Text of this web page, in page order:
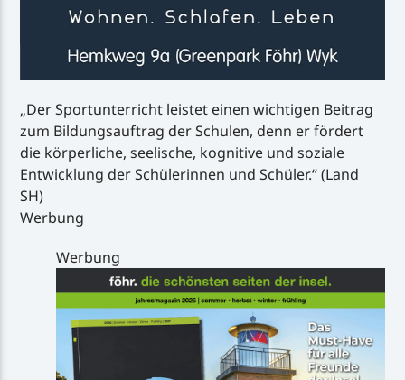
„Der Sportunterricht leistet einen wichtigen Beitrag
zum Bildungsauftrag der Schulen, denn er fördert
die körperliche, seelische, kognitive und soziale
Entwicklung der Schülerinnen und Schüler.“ (Land
SH)
Werbung
Werbung